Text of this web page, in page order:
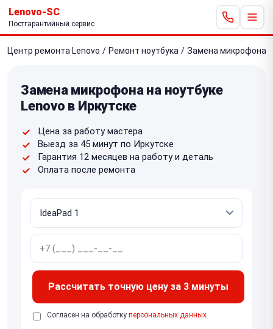
Lenovo-SC
Постгарантийный сервис
Центр ремонта Lenovo / Ремонт ноутбука / Замена микрофона
Замена микрофона на ноутбуке
Lenovo в Иркутске
Цена за работу мастера
Выезд за 45 минут по Иркутске
Гарантия 12 месяцев на работу и деталь
Оплата после ремонта
Рассчитать точную цену за 3 минуты
Согласен на обработку персональных данных